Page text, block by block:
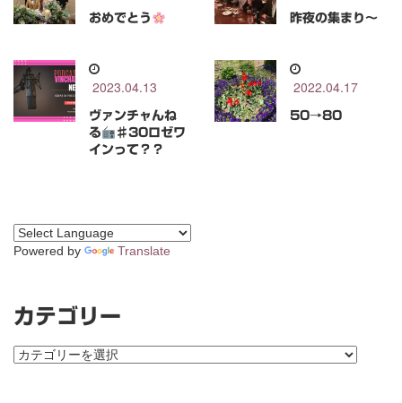
おめでとう 昨夜の集まり～
2023.04.13
ヴァンチャんね
る
♯30ロゼワ
インって？？
2022.04.17
50→80
Powered by Translate
カテゴリー
カ